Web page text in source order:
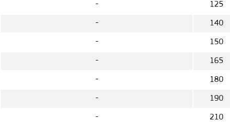
- 125
- 140
- 150
- 165
- 180
- 190
- 210